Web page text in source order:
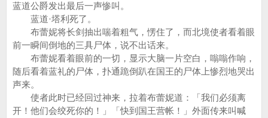
蓝道公爵发出最后一声惨叫。
蓝道·塔利死了。
布蕾妮将长剑抽出喘着粗气，愣住了，而北境使者看着眼
前一瞬间倒地的三具尸体，说不出话来。
布蕾妮看着眼前的一切，显示大脑一片空白，嗡嗡作响，
随后看着蓝礼的尸体，扑通跪倒趴在国王的尸体上惨烈地哭出
声来。
使者此时已经回过神来，拉着布蕾妮道：「我们必须离
开！他们会绞死你的！」「快到国王营帐！」外面传来叫喊